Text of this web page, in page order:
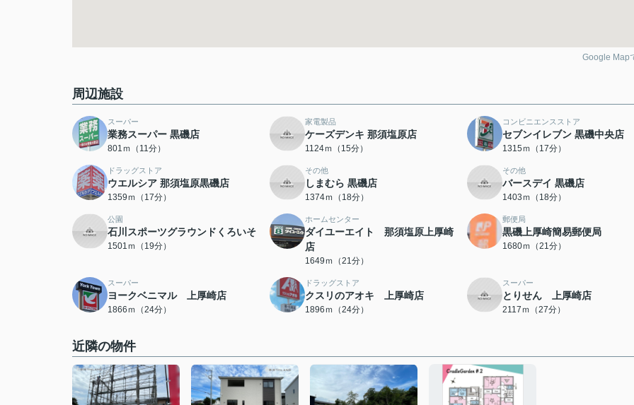
Google Map
周辺施設
スーパー
業務スーパー 黒磯店
801ｍ（11分）
家電製品
ケーズデンキ 那須塩原店
1124ｍ（15分）
コンビニエンスストア
セブンイレブン 黒磯中央店
1315ｍ（17分）
ドラッグストア
ウエルシア 那須塩原黒磯店
1359ｍ（17分）
その他
しまむら 黒磯店
1374ｍ（18分）
その他
バースデイ 黒磯店
1403ｍ（18分）
公園
石川スポーツグラウンドくろいそ
1501ｍ（19分）
ホームセンター
ダイユーエイト 那須塩原上厚崎
店
1649ｍ（21分）
郵便局
黒磯上厚崎簡易郵便局
1680ｍ（21分）
スーパー
ヨークベニマル 上厚崎店
1866ｍ（24分）
ドラッグストア
クスリのアオキ 上厚崎店
1896ｍ（24分）
スーパー
とりせん 上厚崎店
2117ｍ（27分）
近隣の物件